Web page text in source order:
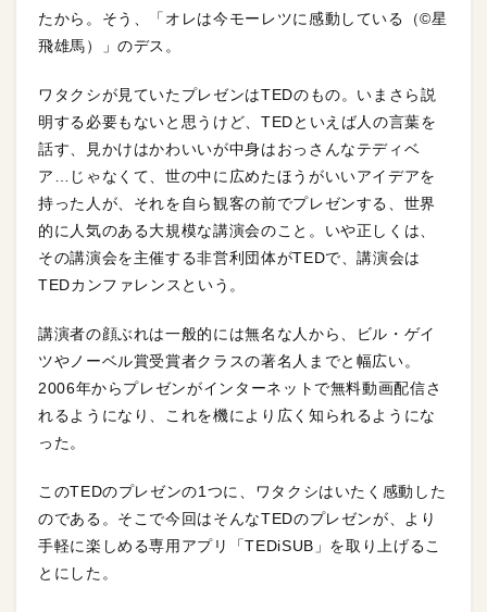
たから。そう、「オレは今モーレツに感動している（©星
飛雄馬）」のデス。
ワタクシが見ていたプレゼンはTEDのもの。いまさら説
明する必要もないと思うけど、TEDといえば人の言葉を
話す、見かけはかわいいが中身はおっさんなテディベ
ア…じゃなくて、世の中に広めたほうがいいアイデアを
持った人が、それを自ら観客の前でプレゼンする、世界
的に人気のある大規模な講演会のこと。いや正しくは、
その講演会を主催する非営利団体がTEDで、講演会は
TEDカンファレンスという。
講演者の顔ぶれは一般的には無名な人から、ビル・ゲイ
ツやノーベル賞受賞者クラスの著名人までと幅広い。
2006年からプレゼンがインターネットで無料動画配信さ
れるようになり、これを機により広く知られるようにな
った。
このTEDのプレゼンの1つに、ワタクシはいたく感動した
のである。そこで今回はそんなTEDのプレゼンが、より
手軽に楽しめる専用アプリ「TEDiSUB」を取り上げるこ
とにした。